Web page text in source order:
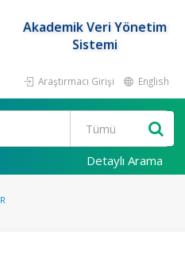
Akademik Veri Yönetim
Sistemi
Araştırmacı Girişi English
Detaylı Arama